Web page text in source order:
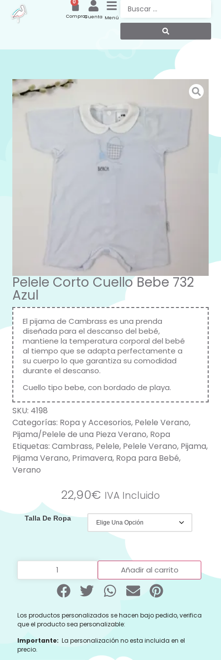
Menú
Cuenta
0
Compras
Pelele Corto Cuello Bebe 732
Azul
El pijama de Cambrass es una prenda
diseñada para el descanso del bebé,
mantiene la temperatura corporal del bebé
al tiempo que se adapta perfectamente a
su cuerpo lo que garantiza su comodidad
durante el descanso.
Cuello tipo bebe, con bordado de playa.
SKU: 4198
Categorías: Ropa y Accesorios, Pelele Verano,
Pijama/Pelele de una Pieza Verano, Ropa
Etiquetas: Cambrass, Pelele, Pelele Verano, Pijama,
Pijama Verano, Primavera, Ropa para Bebé,
Verano
22,90€ IVA Incluido
Talla De Ropa
Añadir al carrito
Los productos personalizados se hacen bajo pedido, verifica
que el producto sea personalizable:
Importante: La personalización no esta incluida en el
precio.